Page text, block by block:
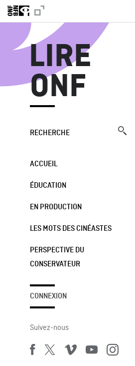
LIRE
ONF
RECHERCHE
ACCUEIL
ÉDUCATION
EN PRODUCTION
LES MOTS DES CINÉASTES
PERSPECTIVE DU
CONSERVATEUR
CONNEXION
Suivez-nous